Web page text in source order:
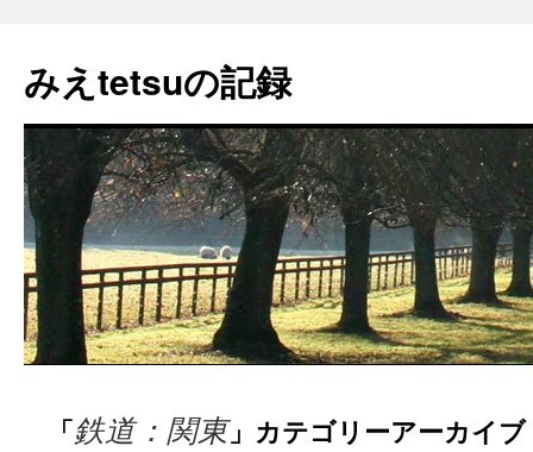
テ
ン
ス
キ
ッ
プ
みえtetsuの記録
「鉄道：関東」カテゴリーアーカイブ